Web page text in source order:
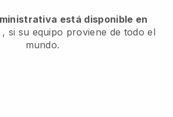
está disponible en
, si su equipo proviene de todo el
mundo.